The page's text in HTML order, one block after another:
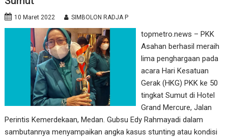
10 Maret 2022 SIMBOLON RADJA P
topmetro.news – PKK
Asahan berhasil meraih
lima penghargaan pada
acara Hari Kesatuan
Gerak (HKG) PKK ke 50
tingkat Sumut di Hotel
Grand Mercure, Jalan
Perintis Kemerdekaan, Medan. Gubsu Edy Rahmayadi dalam
sambutannya menyampaikan angka kasus stunting atau kondisi